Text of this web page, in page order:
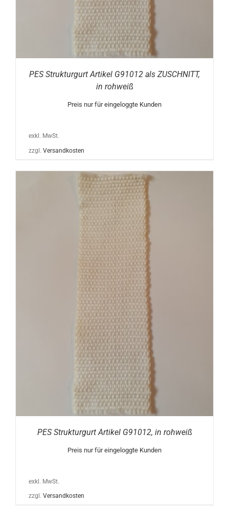
PES Strukturgurt Artikel G91012 als ZUSCHNITT,
in rohweiß
Preis nur für eingeloggte Kunden
exkl. MwSt.
zzgl. Versandkosten
PES Strukturgurt Artikel G91012, in rohweiß
Preis nur für eingeloggte Kunden
exkl. MwSt.
zzgl. Versandkosten